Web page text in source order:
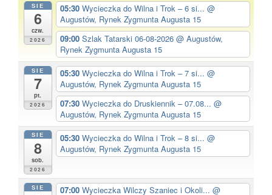
SIE
6
czw.
2026
05:30 Wycieczka do Wilna i Trok – 6 si... @
Augustów, Rynek Zygmunta Augusta 15
09:00 Szlak Tatarski 06-08-2026 @ Augustów,
Rynek Zygmunta Augusta 15
SIE
7
pt.
2026
05:30 Wycieczka do Wilna i Trok – 7 si... @
Augustów, Rynek Zygmunta Augusta 15
07:30 Wycieczka do Druskiennik – 07.08... @
Augustów, Rynek Zygmunta Augusta 15
SIE
8
sob.
2026
05:30 Wycieczka do Wilna i Trok – 8 si... @
Augustów, Rynek Zygmunta Augusta 15
SIE 07:00 Wycieczka Wilczy Szaniec i Okoli... @